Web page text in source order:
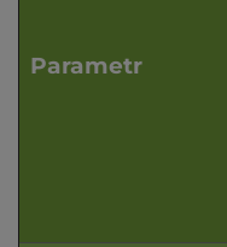
Parametr